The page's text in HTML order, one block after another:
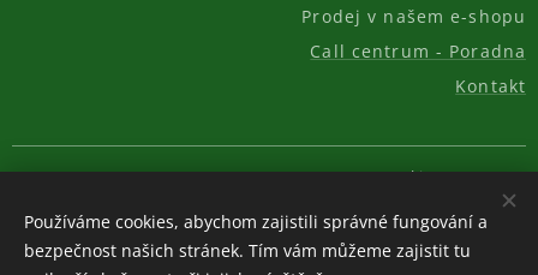
Prodej v našem e-shopu
Call centrum - Poradna
Kontakt
© 2011-2026, AKC REAL GROUP s.r.o. Cookies
Měna
CZK Kč
EUR € USD $
Používáme cookies, abychom zajistili správné fungování a
bezpečnost našich stránek. Tím vám můžeme zajistit tu